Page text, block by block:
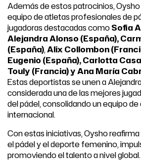
Además de estos patrocinios,
equipo de atletas profesionales de
jugadoras destacadas comoSofia
Alejandra Alonso (España),
(España),Alix Collombon
Eugenio (España), Carlotta
Touly (Francia) y Ana María
Estas deportistas se unen a
considerada una de las mejores
del pádel, consolidando un equipo
internacional.
Con estas iniciativas, Oysho
el pádel y el deporte femenino,
promoviendo el talento a nivel global.